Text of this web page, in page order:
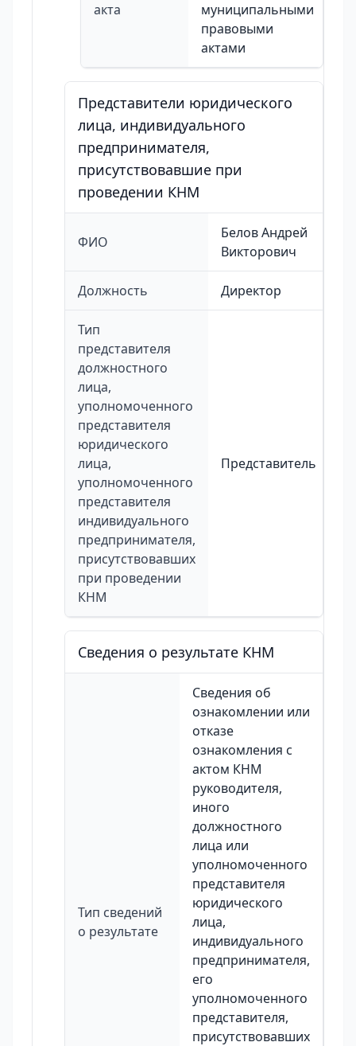
акта
муниципальными
правовыми
актами
Представители юридического
лица, индивидуального
предпринимателя,
присутствовавшие при
проведении КНМ
ФИО
Белов Андрей
Викторович
Должность Директор
Тип
представителя
должностного
лица,
уполномоченного
представителя
юридического
лица,
уполномоченного
представителя
индивидуального
предпринимателя,
присутствовавших
при проведении
КНМ
Представитель
Сведения о результате КНМ
Тип сведений
о результате
Сведения об
ознакомлении или
отказе
ознакомления с
актом КНМ
руководителя,
иного
должностного
лица или
уполномоченного
представителя
юридического
лица,
индивидуального
предпринимателя,
его
уполномоченного
представителя,
присутствовавших